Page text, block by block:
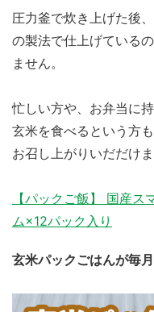
圧力釜で炊き上げた後
の製法で仕上げている
ません。
忙しい方や、お弁当に
玄米を食べるという方
お召し上がりいだだけま
【パックご飯】 国産
ム×12パック入り
玄米パックごはんが毎